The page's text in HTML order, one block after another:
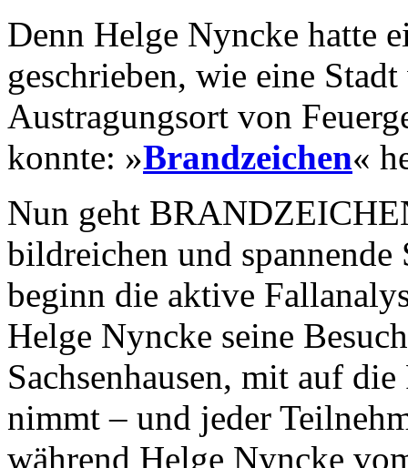
Denn Helge Nyncke hatte
geschrieben, wie eine
Austragungsort von
konnte: »Brandzeichen«
Nun geht
bildreichen und spannende
beginn die aktive
Helge Nyncke seine
Sachsenhausen, mit auf
nimmt – und jeder
während Helge Nyncke